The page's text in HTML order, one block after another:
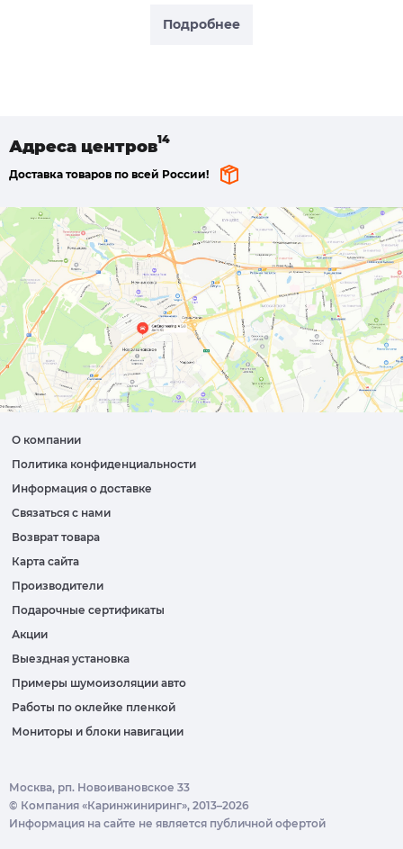
Подробнее
Адреса центров
Доставка товаров по всей России!
О компании
Политика конфиденциальности
Информация о доставке
Связаться с нами
Возврат товара
Карта сайта
Производители
Подарочные сертификаты
Акции
Выездная установка
Примеры шумоизоляции авто
Работы по оклейке пленкой
Мониторы и блоки навигации
© Компания «Каринжиниринг», 2013–2026
Москва, рп. Новоивановское 33
Информация на сайте не является публичной офертой